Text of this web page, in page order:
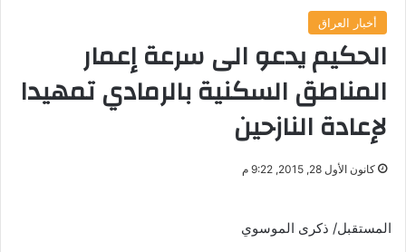
أخبار العراق
الحكيم يدعو الى سرعة إعمار
المناطق السكنية بالرمادي تمهيدا
لإعادة النازحين
كانون الأول 28, 2015, 9:22 م
المستقبل/ ذكرى الموسوي